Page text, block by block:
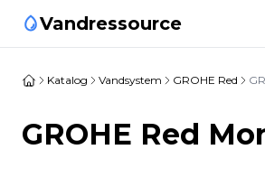
Vandressource
Katalog Vandsystem GROHE Red
GROHE Red